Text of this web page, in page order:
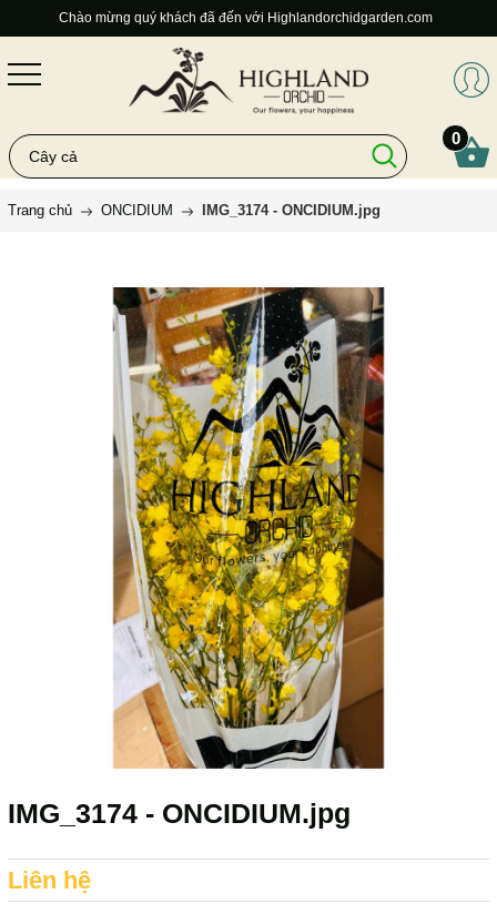
Chào mừng quý khách đã đến với Highlandorchidgarden.com
0
Trang chủ ONCIDIUM IMG_3174 - ONCIDIUM.jpg
IMG_3174 - ONCIDIUM.jpg
Liên hệ